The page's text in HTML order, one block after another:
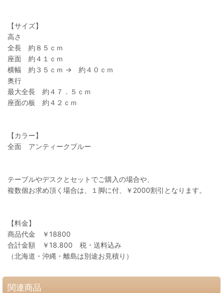
【サイズ】
高さ
全長 約８５ｃｍ
座面 約４１ｃｍ
横幅 約３５ｃｍ → 約４０ｃｍ
奥行
最大全長 約４７．５ｃｍ
座面の板 約４２ｃｍ
【カラー】
全面 アンティークブルー
テーブルやデスクとセットでご購入の場合や、
複数個お求め頂く場合は、１脚に付、￥2000割引となります。
【料金】
商品代金 ￥18800
合計金額 ￥18.800 税・送料込み
（北海道・沖縄・離島は別途お見積り）
関連商品